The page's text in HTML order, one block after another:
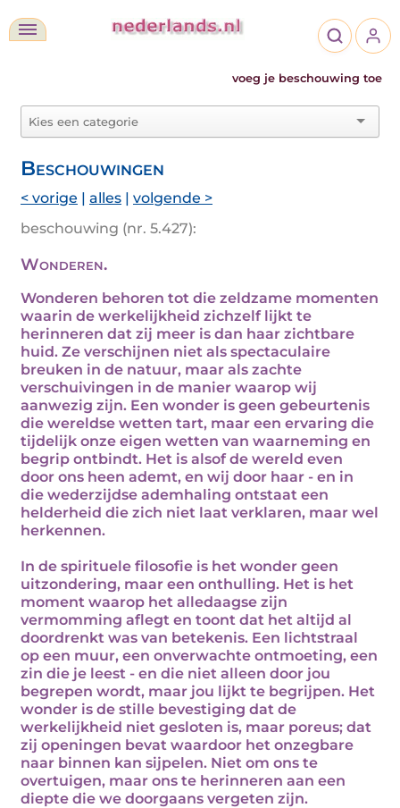
voeg je beschouwing toe
Beschouwingen
< vorige | alles | volgende >
beschouwing (nr. 5.427):
Wonderen.
Wonderen behoren tot die zeldzame momenten
waarin de werkelijkheid zichzelf lijkt te
herinneren dat zij meer is dan haar zichtbare
huid. Ze verschijnen niet als spectaculaire
breuken in de natuur, maar als zachte
verschuivingen in de manier waarop wij
aanwezig zijn. Een wonder is geen gebeurtenis
die wereldse wetten tart, maar een ervaring die
tijdelijk onze eigen wetten van waarneming en
begrip ontbindt. Het is alsof de wereld even
door ons heen ademt, en wij door haar - en in
die wederzijdse ademhaling ontstaat een
helderheid die zich niet laat verklaren, maar wel
herkennen.
In de spirituele filosofie is het wonder geen
uitzondering, maar een onthulling. Het is het
moment waarop het alledaagse zijn
vermomming aflegt en toont dat het altijd al
doordrenkt was van betekenis. Een lichtstraal
op een muur, een onverwachte ontmoeting, een
zin die je leest - en die niet alleen door jou
begrepen wordt, maar jou lijkt te begrijpen. Het
wonder is de stille bevestiging dat de
werkelijkheid niet gesloten is, maar poreus; dat
zij openingen bevat waardoor het onzegbare
naar binnen kan sijpelen. Niet om ons te
overtuigen, maar ons te herinneren aan een
diepte die we doorgaans vergeten zijn.